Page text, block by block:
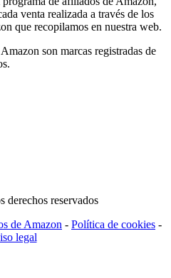
venta realizada a través de los
que recopilamos en nuestra web.
son marcas registradas de
derechos reservados
de Amazon - Política de cookies -
legal